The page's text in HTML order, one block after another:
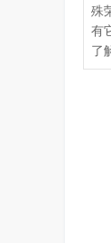
殊
有
了